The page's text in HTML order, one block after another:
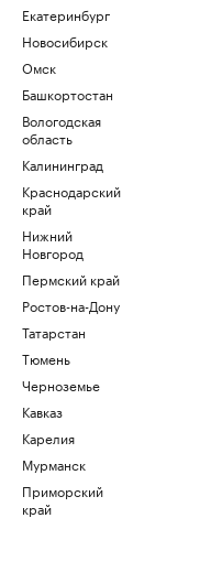
Екатеринбург
Новосибирск
Омск
Башкортостан
Вологодская
область
Калининград
Краснодарский
край
Нижний
Новгород
Пермский край
Ростов-на-Дону
Татарстан
Тюмень
Черноземье
Кавказ
Карелия
Мурманск
Приморский
край